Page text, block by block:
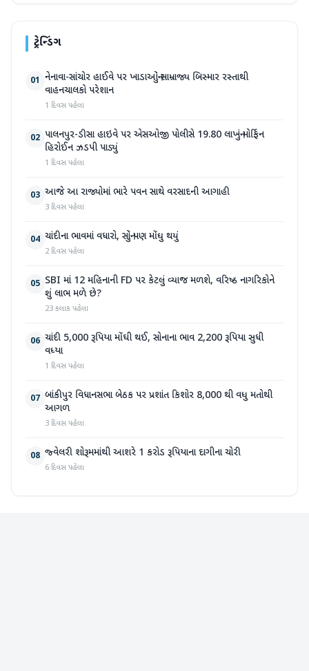
ટ્રેન્ડિંગ
01 નેનાવા-સાંચોર હાઈવે પર ખાડાઓનું સામ્રાજ્ય બિસ્માર રસ્તાથી
વાહનચાલકો પરેશાન
1 દિવસ પહેલા
02 પાલનપુર-ડીસા હાઇવે પર એસઓજી પોલીસે 19.80 લાખનું મોર્ફિન
હિરોઈન ઝડપી પાડ્યું
1 દિવસ પહેલા
03 આજે આ રાજ્યોમાં ભારે પવન સાથે વરસાદની આગાહી
3 દિવસ પહેલા
04 ચાંદીના ભાવમાં વધારો, સોનું પણ મોંઘુ થયું
2 દિવસ પહેલા
05 SBI માં 12 મહિનાની FD પર કેટલું વ્યાજ મળશે, વરિષ્ઠ નાગરિકોને
શું લાભ મળે છે?
23 કલાક પહેલા
06 ચાંદી 5,000 રૂપિયા મોંઘી થઈ, સોનાના ભાવ 2,200 રૂપિયા સુધી
વધ્યા
1 દિવસ પહેલા
07 બાંકીપુર વિધાનસભા બેઠક પર પ્રશાંત કિશોર 8,000 થી વધુ મતોથી
આગળ
3 દિવસ પહેલા
08 જ્વેલરી શોરૂમમાંથી આશરે 1 કરોડ રૂપિયાના દાગીના ચોરી
6 દિવસ પહેલા